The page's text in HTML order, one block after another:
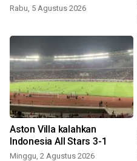
Rabu, 5 Agustus 2026
Aston Villa kalahkan
Indonesia All Stars 3-1
Minggu, 2 Agustus 2026